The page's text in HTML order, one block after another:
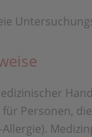
Personen,